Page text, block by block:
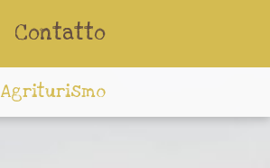
Contatto
Agriturismo